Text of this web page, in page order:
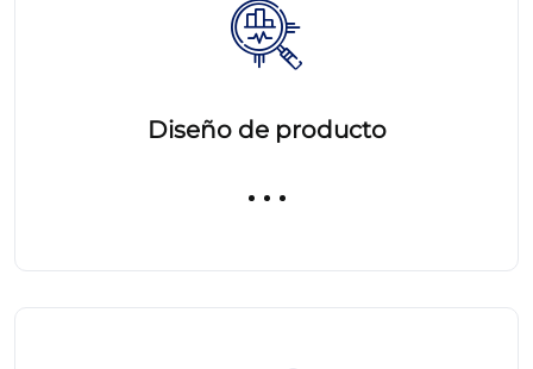
Diseño de producto